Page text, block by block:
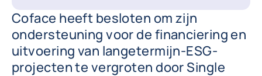
Coface heeft besloten om zijn
ondersteuning voor de financiering en
uitvoering van langetermijn-ESG-
projecten te vergroten door Single